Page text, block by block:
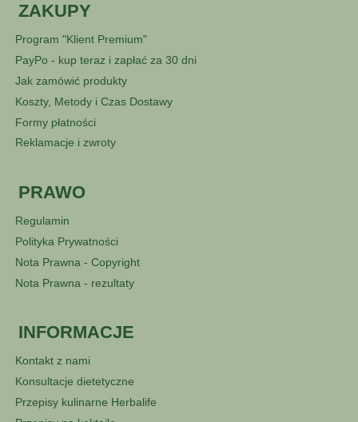
ZAKUPY
Program "Klient Premium"
PayPo - kup teraz i zapłać za 30 dni
Jak zamówić produkty
Koszty, Metody i Czas Dostawy
Formy płatności
Reklamacje i zwroty
PRAWO
Regulamin
Polityka Prywatności
Nota Prawna - Copyright
Nota Prawna - rezultaty
INFORMACJE
Kontakt z nami
Konsultacje dietetyczne
Przepisy kulinarne Herbalife